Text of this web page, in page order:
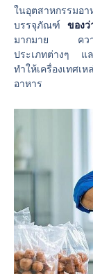
ในอุตสาหกรรมอ
บรรจุภัณฑ์ ของว่
มากมาย ความ
ประเภทต่างๆ แ
ทำให้เครื่องเทศเ
อาหาร